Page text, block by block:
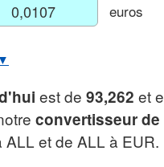
euros
▼
ALLest de 93,262 et
convertisseur
et de ALL à EUR.